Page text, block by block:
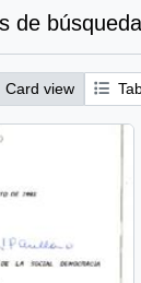
de búsqueda
Card view